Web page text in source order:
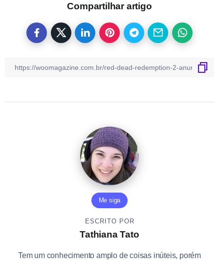
Compartilhar artigo
Me siga
ESCRITO POR
Tathiana Tato
Tem um conhecimento amplo de coisas inúteis, porém